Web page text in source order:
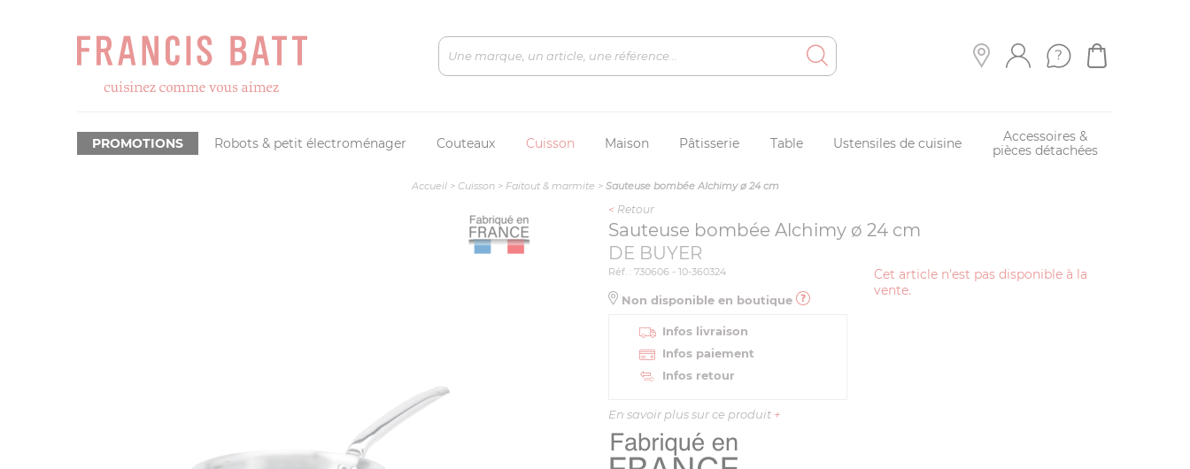
Robots & petit électroménager Couteaux Cuisson Maison Pâtisserie Table Ustensiles de cuisine
Accessoires &
pièces détachées
PROMOTIONS
Accueil> Cuisson> Faitout & marmite > Sauteuse bombée Alchimy ø 24 cm
< Retour
Sauteuse bombée Alchimy ø 24 cm
DE BUYER
Cet article n'est pas disponible à la
vente.
Réf. : 730606 - 10-360324
Non disponible en boutique
Infos livraison
Infos paiement
Infos retour
En savoir plus sur ce produit +